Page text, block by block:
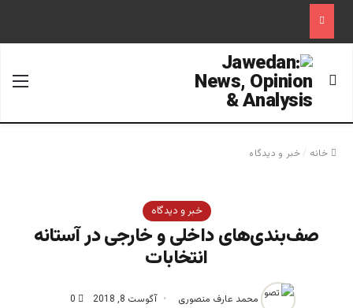
جستجو برای
خانه /خبر و دیدگاه
خبر و دیدگاه
صف‌بندى‌هاى داخلى و خارجى در آستانه
انتخابات
محمد عارف منصوری آگوست 8, 2018 0